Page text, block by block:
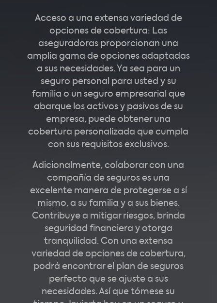
Acceso a una extensa variedad de
opciones de cobertura: Las
aseguradoras proporcionan una
amplia gama de opciones adaptadas
a sus necesidades. Ya sea para un
seguro personal para usted y su
familia o un seguro empresarial que
abarque los activos y pasivos de su
empresa, puede obtener una
cobertura personalizada que cumpla
con sus requisitos exclusivos.
Adicionalmente, colaborar con una
compañía de seguros es una
excelente manera de protegerse a sí
mismo, a su familia y a sus bienes.
Contribuye a mitigar riesgos, brinda
seguridad financiera y otorga
tranquilidad. Con una extensa
variedad de opciones de cobertura,
podrá encontrar el plan de seguros
perfecto que se ajuste a sus
necesidades. Así que tómese su